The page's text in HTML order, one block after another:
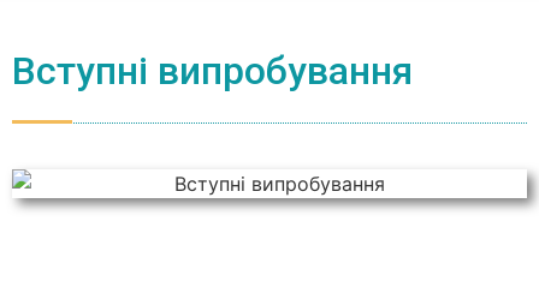
Вступні випробування